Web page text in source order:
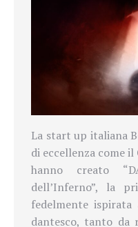
La start up italiana
di eccellenza come
hanno creato
dell’Inferno”, la
fedelmente
dantesco, tanto da